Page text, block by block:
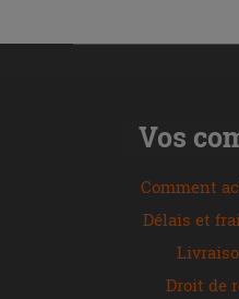
Vos
Comment
Délais et
Droit de